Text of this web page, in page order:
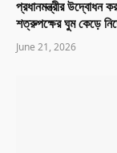
প্রধানমন্ত্রীর উদ্বোধন
শত্রুপক্ষের ঘুম কেড়ে
June 21, 2026